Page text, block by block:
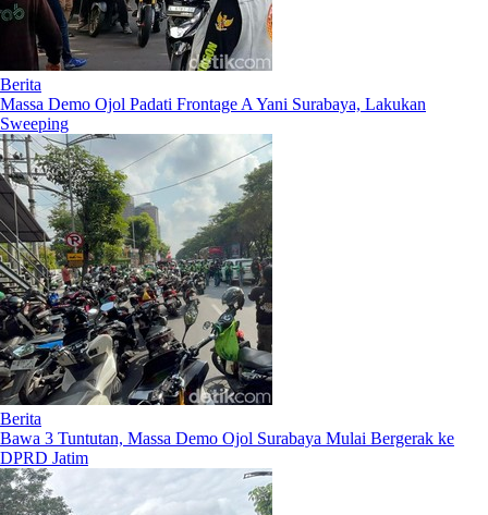
Berita
Massa Demo Ojol Padati Frontage A Yani Surabaya, Lakukan
Sweeping
Berita
Bawa 3 Tuntutan, Massa Demo Ojol Surabaya Mulai Bergerak ke
DPRD Jatim